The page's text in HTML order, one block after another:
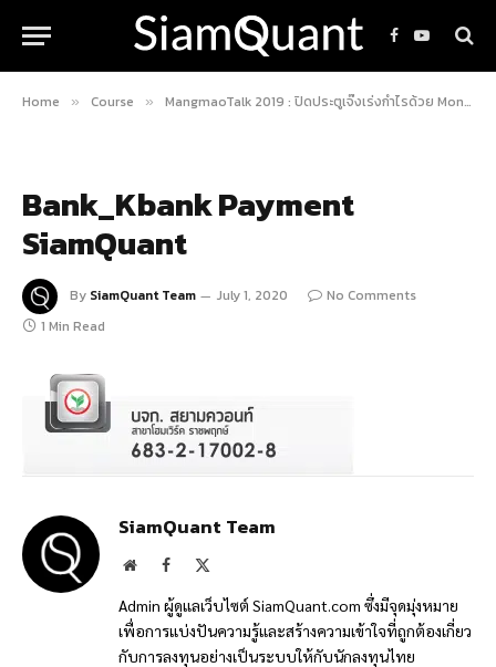
Facebook
YouTube
Home » Course » MangmaoTalk 2019 : ปิดประตูเจ๊งเร่งกำไรด้วย Money & Risk Management
Bank_Kbank Payment
SiamQuant
By SiamQuant Team July 1, 2020
No Comments
1 Min Read
SiamQuant Team
WebsiteFacebook
Admin ผู้ดูแลเว็บไซต์ SiamQuant.com ซึ่งมีจุดมุ่งหมาย
เพื่อการแบ่งปันความรู้และสร้างความเข้าใจที่ถูกต้องเกี่ยว
กับการลงทุนอย่างเป็นระบบให้กับนักลงทุนไทย